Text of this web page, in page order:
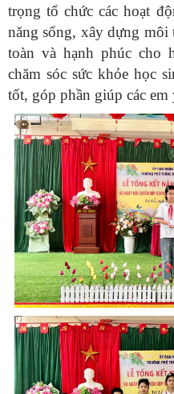
trọng tổ chức các hoạt
năng sống, xây dựng môi
toàn và hạnh phúc cho
chăm sóc sức khỏe học
tốt, góp phần giúp các em